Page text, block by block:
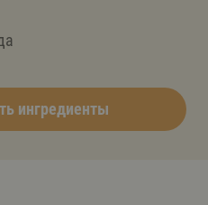
ингредиенты